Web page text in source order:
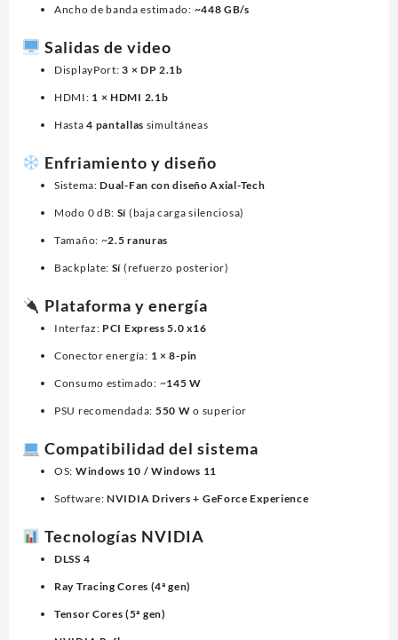
Ancho de banda estimado: ~448 GB/s
Salidas de video
DisplayPort:3 × DP 2.1b
HDMI: 1 × HDMI 2.1b
Hasta4 pantallas simultáneas
Enfriamiento y diseño
Sistema:Dual-Fan con diseño Axial-Tech
Modo 0 dB: Sí (baja carga silenciosa)
Tamaño: ~2.5 ranuras
Backplate: Sí (refuerzo posterior)
Plataforma y energía
Interfaz: PCI Express 5.0 x16
Conector energía: 1 × 8-pin
Consumo estimado: ~145 W
PSU recomendada: 550 W o superior
Compatibilidad del sistema
OS: Windows 10 / Windows 11
Software: NVIDIA Drivers + GeForce Experience
Tecnologías NVIDIA
DLSS 4
Ray Tracing Cores (4ª gen)
Tensor Cores (5ª gen)